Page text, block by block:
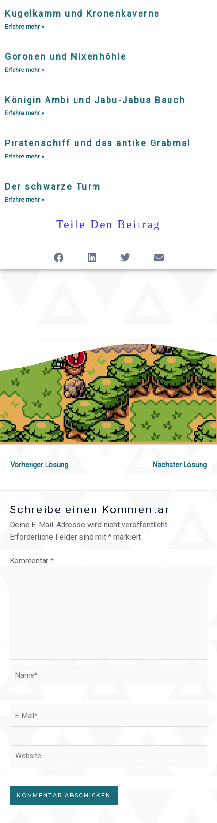
Kugelkamm und Kronenkaverne
Erfahre mehr »
Goronen und Nixenhöhle
Erfahre mehr »
Königin Ambi und Jabu-Jabus Bauch
Erfahre mehr »
Piratenschiff und das antike Grabmal
Erfahre mehr »
Der schwarze Turm
Erfahre mehr »
Teile Den Beitrag
← Vorheriger Lösung Nächster Lösung →
Schreibe einen Kommentar
Deine E-Mail-Adresse wird nicht veröffentlicht.
Erforderliche Felder sind mit * markiert
Kommentar *
Name*
E-
Website